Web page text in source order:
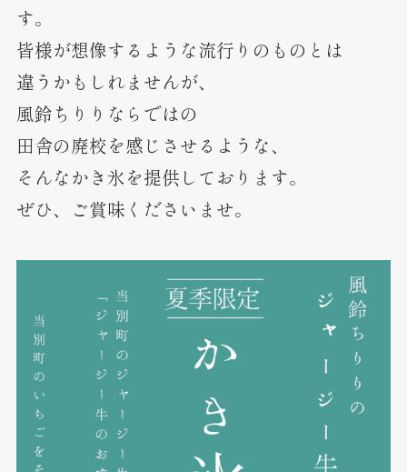
す。
皆様が想像するような流行りのものとは
違うかもしれませんが、
風鈴ちりりならではの
田舎の廃校を感じさせるような、
そんなかき氷を提供しております。
ぜひ、ご賞味くださいませ。